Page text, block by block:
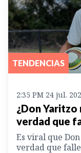
TENDENCIAS
2:35 PM 24 jul.
¿Don Yaritzo
verdad que
Es viral que
verdad que